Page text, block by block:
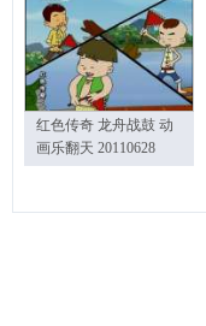
红色传奇 龙舟战鼓 动
画乐翻天 20110628